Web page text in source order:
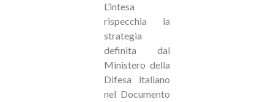
L’intesa
rispecchia la
strategia
definita dal
Ministero della
Difesa italiano
nel Documento